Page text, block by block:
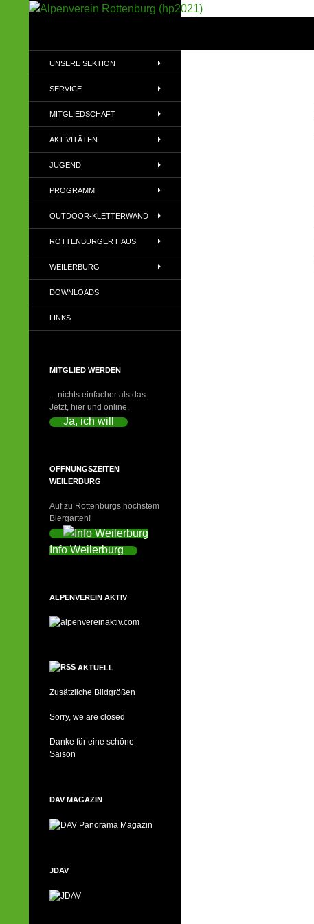
(DAV)
UNSERE SEKTION
SERVICE
MITGLIEDSCHAFT
AKTIVITÄTEN
JUGEND
PROGRAMM
OUTDOOR-KLETTERWAND
ROTTENBURGER HAUS
WEILERBURG
DOWNLOADS
LINKS
MITGLIED WERDEN
... nichts einfacher als das.
Jetzt, hier und online.
Ja, ich will
ÖFFNUNGSZEITEN
WEILERBURG
Auf zu Rottenburgs höchstem
Biergarten!
Info Weilerburg
ALPENVEREIN AKTIV
AKTUELL
Zusätzliche Bildgrößen
Sorry, we are closed
Danke für eine schöne
Saison
DAV MAGAZIN
JDAV